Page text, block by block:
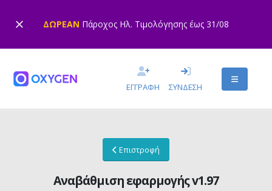
ΔΩΡΕΑΝ Πάροχος Ηλ. Τιμολόγησης έως 31/08
ΕΓΓΡΑΦΗ ΣΥΝΔΕΣΗ
Επιστροφή
Αναβάθμιση εφαρμογής v1.97